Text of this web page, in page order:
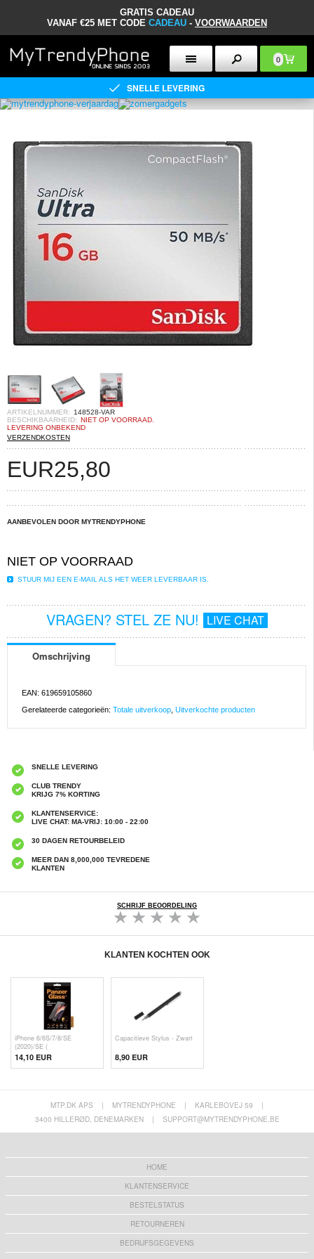
GRATIS CADEAU
VANAF €25 MET CODE CADEAU - VOORWAARDEN
0
SNELLE LEVERING
ARTIKELNUMMER:
148528-VAR
BESCHIKBAARHEID: NIET OP VOORRAAD.
LEVERING ONBEKEND
VERZENDKOSTEN
EUR25,80
AANBEVOLEN DOOR MYTRENDYPHONE
NIET OP VOORRAAD
STUUR MIJ EEN E-MAIL ALS HET WEER LEVERBAAR IS.
VRAGEN? STEL ZE NU! LIVE CHAT
Omschrijving
EAN: 619659105860
Gerelateerde categorieën: Totale uitverkoop Uitverkochte producten
SNELLE LEVERING
CLUB TRENDY
KRIJG 7% KORTING
KLANTENSERVICE:
LIVE CHAT: MA-VRIJ: 10:00 - 22:00
30 DAGEN RETOURBELEID
MEER DAN 8,000,000 TEVREDENE
KLANTEN
SCHRIJF BEOORDELING
KLANTEN KOCHTEN OOK
iPhone 6/6S/7/8/SE
(2020)/SE (
14,10 EUR
Capacitieve Stylus - Zwart
8,90 EUR
MTP.DK APS | MYTRENDYPHONE | KARLEBOVEJ 59
|
3400 HILLERØD, DENEMARKEN
| SUPPORT@MYTRENDYPHONE.BE
HOME
KLANTENSERVICE
BESTELSTATUS
RETOURNEREN
BEDRIJFSGEGEVENS